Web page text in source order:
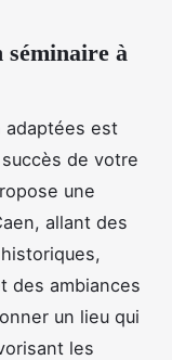
à
adaptées est
de votre
une
allant des
des ambiances
un lieu qui
les